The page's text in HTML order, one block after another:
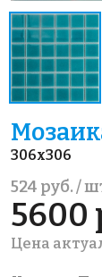
306x306
524 руб. /
5600
Цена